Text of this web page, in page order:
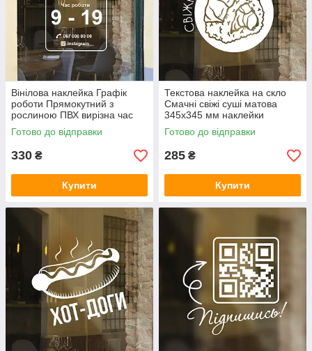
Вінілова наклейка Графік
роботи Прямокутний з
рослиною ПВХ вирізна час
роботи матова 250х360 мм
Готово до відправки
330 ₴
Купити
Текстова наклейка на скло
Смачні свіжі суші матова
345х345 мм наклейки
продукти декор для бізнесу
Готово до відправки
285 ₴
Купити